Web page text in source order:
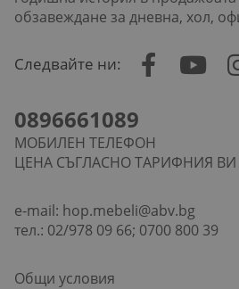
обзавеждане за дневна, хол,
Следвайте ни:
0896661089
МОБИЛЕН ТЕЛЕФОН
ЦЕНА СЪГЛАСНО ТАРИФНИЯ
e-mail: hop.mebeli@abv.bg
тел.: 02/978 09 66; 0700 800 39
Общи условия